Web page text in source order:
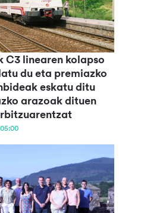
C3 linearen kolapso
du eta premiazko
eskatu ditu
arazoak dituen